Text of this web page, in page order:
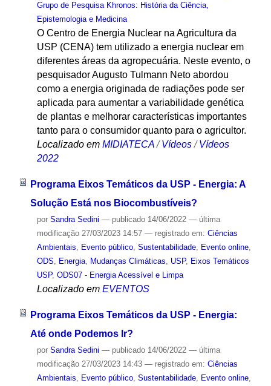
Grupo de Pesquisa Khronos: História da Ciência,
Epistemologia e Medicina
O Centro de Energia Nuclear na Agricultura da
USP (CENA) tem utilizado a energia nuclear em
diferentes áreas da agropecuária. Neste evento, o
pesquisador Augusto Tulmann Neto abordou
como a energia originada de radiações pode ser
aplicada para aumentar a variabilidade genética
de plantas e melhorar características importantes
tanto para o consumidor quanto para o agricultor.
Localizado em MIDIATECA /Vídeos /Vídeos
2022
Programa Eixos Temáticos da USP - Energia: A
Solução Está nos Biocombustíveis?
por Sandra Sedini — publicado14/06/2022 — última
modificação27/03/2023 14:57 — registrado em: Ciências
Ambientais, Evento público, Sustentabilidade, Evento online,
ODS, Energia, Mudanças Climáticas, USP, Eixos Temáticos
USP, ODS07 - Energia Acessível e Limpa
Localizado em EVENTOS
Programa Eixos Temáticos da USP - Energia:
Até onde Podemos Ir?
por Sandra Sedini — publicado14/06/2022 — última
modificação27/03/2023 14:43 — registrado em: Ciências
Ambientais
Evento público, Sustentabilidade, Evento online,